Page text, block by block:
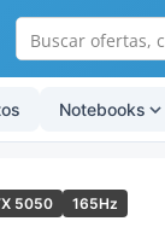
Notebooks
5050 165Hz